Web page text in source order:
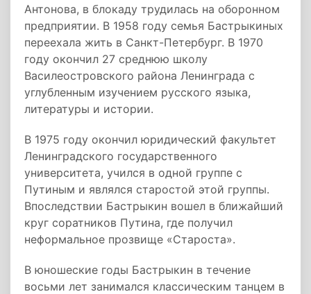
Антонова, в блокаду трудилась на оборонном
предприятии. В 1958 году семья Бастрыкиных
переехала жить в Санкт-Петербург. В 1970
году окончил 27 среднюю школу
Василеостровского района Ленинграда с
углубленным изучением русского языка,
литературы и истории.
В 1975 году окончил юридический факультет
Ленинградского государственного
университета, учился в одной группе с
Путиным и являлся старостой этой группы.
Впоследствии Бастрыкин вошел в ближайший
круг соратников Путина, где получил
неформальное прозвище «Староста».
В юношеские годы Бастрыкин в течение
восьми лет занимался классическим танцем в